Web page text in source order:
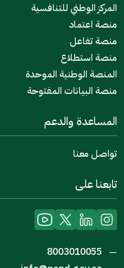
المركز الوطني للتنافسية
منصة اعتماد
منصة تفاعل
منصة استطلاع
المنصة الوطنية الموحدة
منصة البيانات المفتوحة
المساعدة والدعم
تواصل معنا
تابعنا على
—